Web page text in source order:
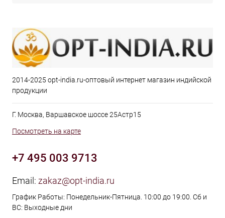
2014-2025 opt-india.ru-оптовый интернет магазин индийской
продукции
Г. Москва, Варшавское шоссе 25Астр15
Посмотреть на карте
+7 495 003 9713
Email: zakaz@opt-india.ru
График Работы: Понедельник-Пятница. 10:00 до 19:00. Сб и
ВС: Выходные дни